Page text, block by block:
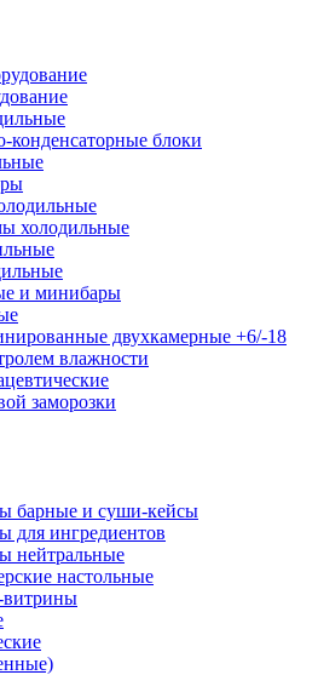
конденсаторные блоки
холодильные
и минибары
двухкамерные +6/-18
влажности
заморозки
барные и суши-кейсы
для ингредиентов
нейтральные
настольные